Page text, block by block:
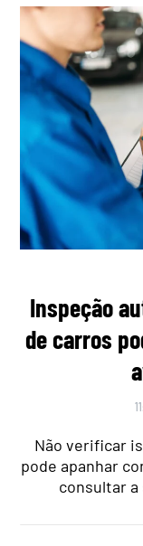
Inspeção
de carros
Não verificar
pode apanhar
consultar